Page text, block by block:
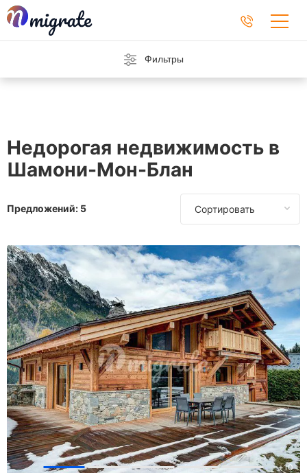
Фильтры
Недорогая недвижимость в
Шамони-Мон-Блан
Предложений: 5 Сортировать
+10